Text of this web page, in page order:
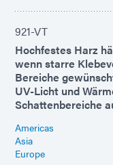
921-VT
Hochfestes Harz
wenn starre
Bereiche
UV-Licht und
Schattenbereiche
Americas
Asia
Europe